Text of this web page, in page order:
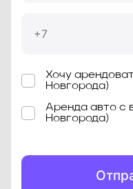
Хочу
Новгорода)
Аренда авто с
Новгорода)